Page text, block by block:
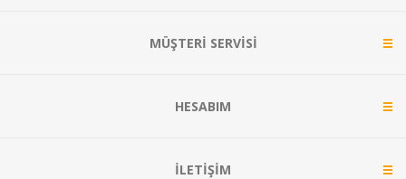
MÜŞTERI SERVISI
HESABIM
İLETIŞIM